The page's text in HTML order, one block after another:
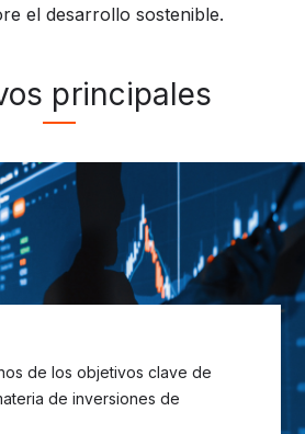
el desarrollo sostenible.
principales
de los objetivos clave de
de inversiones de